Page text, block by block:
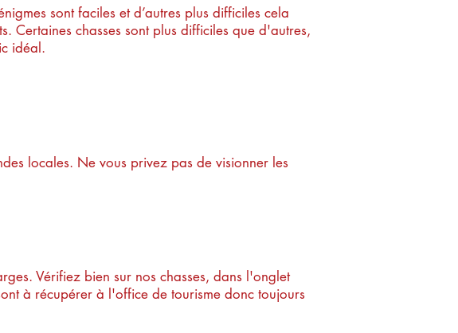
sont faciles et d’autres plus difficiles cela
Certaines chasses sont plus difficiles que d'autres,
idéal.
locales. Ne vous privez pas de visionner les
Vérifiez bien sur nos chasses, dans l'onglet
à récupérer à l'office de tourisme donc toujours